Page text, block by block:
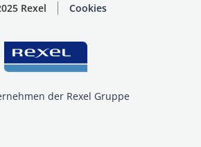
Rexel Cookies
der Rexel Gruppe